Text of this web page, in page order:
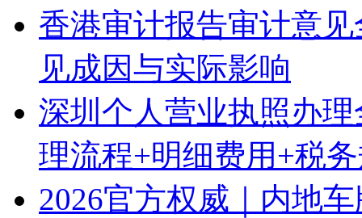
香港审计报告审计意
见成因与实际影响
深圳个人营业执照办
理流程+明细费用+税
2026官方权威｜内地